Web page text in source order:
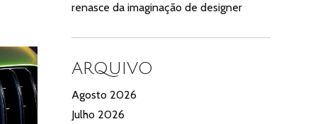
renasce da imaginação de designer
ARQUIVO
Agosto 2026
Julho 2026